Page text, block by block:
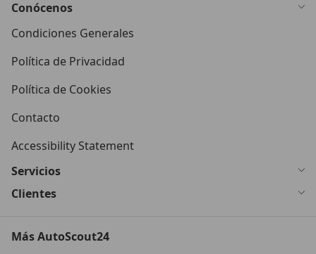
Conócenos
Condiciones Generales
Política de Privacidad
Política de Cookies
Contacto
Accessibility Statement
Servicios
Clientes
Más AutoScout24